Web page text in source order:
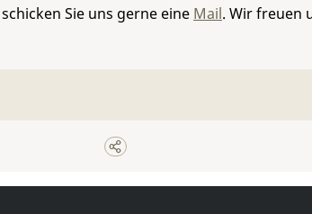
Sie uns gerne eine Mail. Wir freuen